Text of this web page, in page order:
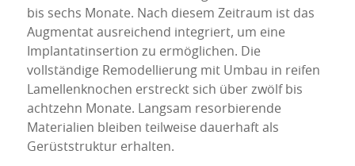
bis sechs Monate. Nach diesem Zeitraum ist das
Augmentat ausreichend integriert, um eine
Implantatinsertion zu ermöglichen. Die
vollständige Remodellierung mit Umbau in reifen
Lamellenknochen erstreckt sich über zwölf bis
achtzehn Monate. Langsam resorbierende
Materialien bleiben teilweise dauerhaft als
Gerüststruktur erhalten.